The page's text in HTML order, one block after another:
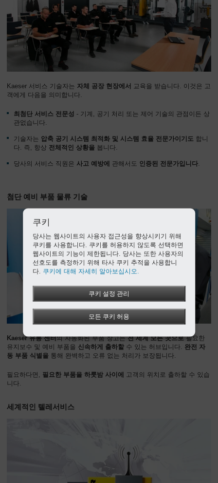
Kaeser 서비스 기술자는 자체 공장 현장에서 교육을 받습니다. 이것은 고
객에게 다음을 의미합니다.
최첨단 서비스 전문성 - 기계, 공기 처리 또는 제어 기술의 관점이든 상
관없습니다.
기술자는 압축 공기 시스템 최적화 및 시스템 효율 전문가이기도 합니
다. 즉, 항상 전체적인 상황을 봅니다.
당사의 서비스 직원은 사고 예방에 관해서도 인증된 전문가입니다
첨단 예비 부품 물류 기술
Kaeser 유통 센터의 자동화된 부품 창고는전 세계 모든 곳으로필요한
유지보수 및 예비 부품을 신속하게 출하할 수 있는 허브입니다. 완전 자
동 부품 식별을 통해 완벽하고 오류 없는 처리가 보장됩니다.
필요하다면, 필요한 부품을 하룻밤 사이에
고객의 위치로 출하할 수 있습
니다.
세계적인 텔레서비스
쿠키
당사는 웹사이트의 사용자 접근성을 향상시키기 위해
쿠키를 사용합니다. 쿠키를 허용하지 않도록 선택하면
웹사이트의 기능이 제한됩니다. 당사는 또한 사용자의
선호도를 측정하기 위해 타사 쿠키 추적을 사용합니
다. 쿠키에 대해 자세히 알아보십시오.
쿠키 설정 관리
모든 쿠키 허용